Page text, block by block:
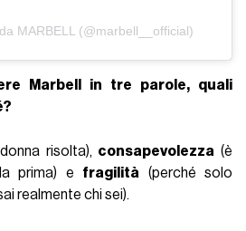
MARBELL (@marbell__official)
Marbell in tre parole, quali
risolta), consapevolezza (è
prima) e fragilità (perché solo
realmente chi sei).